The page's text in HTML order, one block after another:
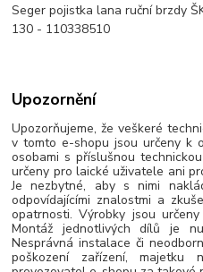
Seger pojistka lana ruční brzdy
130 - 110338510
Upozornění
Upozorňujeme, že veškeré
v tomto e-shopu jsou určeny k
osobami s příslušnou
určeny pro laické uživatele ani
Je nezbytné, aby s nimi
odpovídajícími znalostmi a
opatrnosti. Výrobky jsou
Montáž jednotlivých dílů je
Nesprávná instalace či
poškození zařízení, majetku